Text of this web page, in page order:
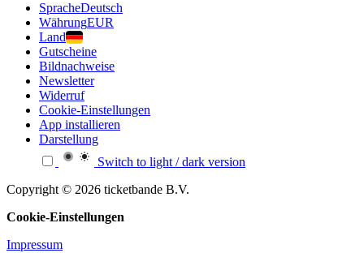
SpracheDeutsch
WährungEUR
Land
Gutscheine
Bildnachweise
Newsletter
Widerruf
Cookie-Einstellungen
App installieren
Darstellung
Switch to light / dark version
Copyright © 2026 ticketbande B.V.
Cookie-Einstellungen
Impressum